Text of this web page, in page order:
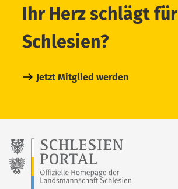
Ihr Herz schlägt für
Schlesien?
Jetzt Mitglied werden